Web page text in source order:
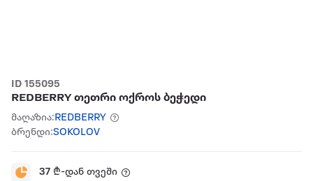
ID 155095
REDBERRY თეთრი ოქროს ბეჭედი
მაღაზია: REDBERRY
ბრენდი:SOKOLOV
37 ₾-დან თვეში